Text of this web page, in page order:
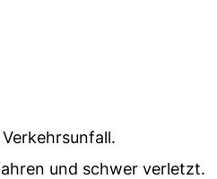
und schwer verletzt.